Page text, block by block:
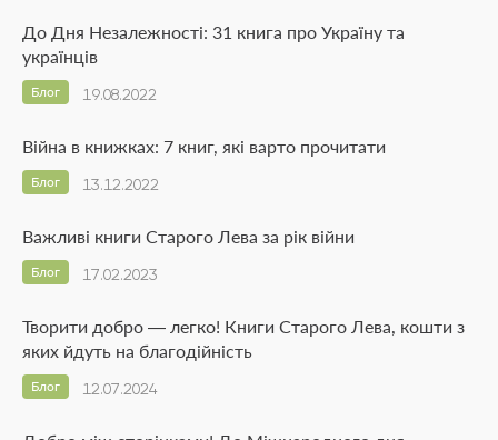
До Дня Незалежності: 31 книга про Україну та
українців
19.08.2022
Блог
Війна в книжках: 7 книг, які варто прочитати
13.12.2022
Блог
Важливі книги Старого Лева за рік війни
17.02.2023
Блог
Творити добро — легко! Книги Старого Лева, кошти з
яких йдуть на благодійність
12.07.2024
Блог